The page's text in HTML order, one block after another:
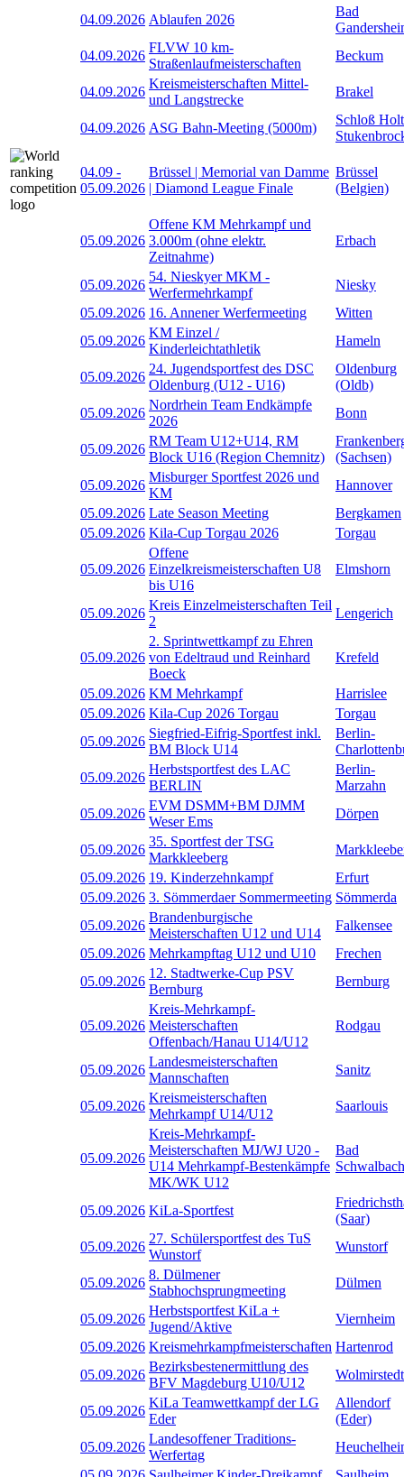
04.09.2026 Ablaufen 2026
Bad
04.09.2026
FLVW 10 km-
Straßenlaufmeisterschaften
Beckum
04.09.2026
Kreismeisterschaften Mittel-
und Langstrecke
Brakel
04.09.2026 ASG Bahn-Meeting (5000m)
Schloß
04.09 -
05.09.2026
Brüssel | Memorial van Damme
| Diamond League Finale
Brüssel
(Belgien)
05.09.2026
Offene KM Mehrkampf und
3.000m (ohne elektr.
Zeitnahme)
Erbach
05.09.2026
54. Nieskyer MKM -
Werfermehrkampf
Niesky
05.09.2026 16. Annener Werfermeeting
Witten
05.09.2026
KM Einzel /
Kinderleichtathletik
Hameln
05.09.2026
24. Jugendsportfest des DSC
Oldenburg (U12 - U16)
Oldenburg
(Oldb)
05.09.2026
Nordrhein Team Endkämpfe
2026
Bonn
05.09.2026
RM Team U12+U14, RM
Block U16 (Region Chemnitz)
(Sachsen)
05.09.2026
Misburger Sportfest 2026 und
KM
Hannover
05.09.2026 Late Season Meeting
Bergkamen
05.09.2026 Kila-Cup Torgau 2026 Torgau
05.09.2026
Offene
Einzelkreismeisterschaften U8
bis U16
Elmshorn
05.09.2026
Kreis Einzelmeisterschaften Teil
2
Lengerich
05.09.2026
2. Sprintwettkampf zu Ehren
von Edeltraud und Reinhard
Boeck
Krefeld
05.09.2026 KM Mehrkampf
Harrislee
05.09.2026 Kila-Cup 2026 Torgau
Torgau
05.09.2026
Siegfried-Eifrig-Sportfest inkl.
BM Block U14
Berlin-
05.09.2026
Herbstsportfest des LAC
BERLIN
Berlin-
Marzahn
05.09.2026
EVM DSMM+BM DJMM
Weser Ems
Dörpen
05.09.2026
35. Sportfest der TSG
Markkleeberg
05.09.2026 19. Kinderzehnkampf
Erfurt
05.09.2026 3. Sömmerdaer Sommermeeting Sömmerda
05.09.2026
Brandenburgische
Meisterschaften U12 und U14
Falkensee
05.09.2026 Mehrkampftag U12 und U10
Frechen
05.09.2026
12. Stadtwerke-Cup PSV
Bernburg
Bernburg
05.09.2026
Kreis-Mehrkampf-
Meisterschaften
Offenbach/Hanau U14/U12
Rodgau
05.09.2026
Landesmeisterschaften
Mannschaften
Sanitz
05.09.2026
Kreismeisterschaften
Mehrkampf U14/U12
Saarlouis
05.09.2026
Kreis-Mehrkampf-
Meisterschaften MJ/WJ U20 -
U14 Mehrkampf-Bestenkämpfe
MK/WK U12
Bad
Schwalbach
05.09.2026 KiLa-Sportfest
(Saar)
05.09.2026
27. Schülersportfest des TuS
Wunstorf
Wunstorf
05.09.2026
8. Dülmener
Stabhochsprungmeeting
Dülmen
05.09.2026
Herbstsportfest KiLa +
Jugend/Aktive
Viernheim
05.09.2026 Kreismehrkampfmeisterschaften Hartenrod
05.09.2026
Bezirksbestenermittlung des
BFV Magdeburg U10/U12
Wolmirstedt
05.09.2026
KiLa Teamwettkampf der LG
Eder
Allendorf
(Eder)
05.09.2026
Landesoffener Traditions-
Werfertag